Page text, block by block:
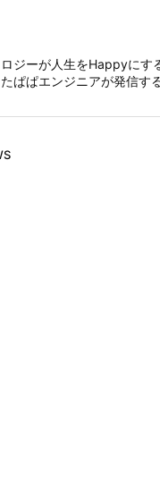
ジーが人生をHappyにす
ぱぱエンジニアが発信す